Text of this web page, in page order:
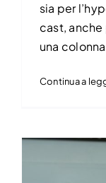
sia per
cast,
una
Continua a